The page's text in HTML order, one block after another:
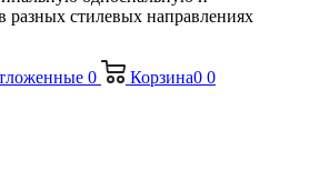
разных стилевых направлениях
0 Корзина0 0